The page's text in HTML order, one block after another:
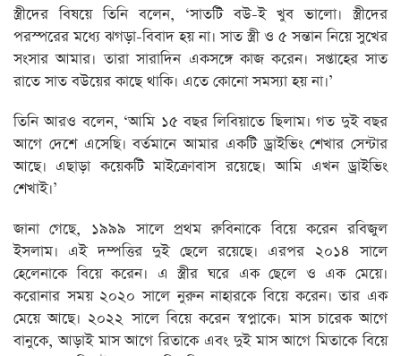
স্ত্রীদের বিষয়ে তিনি বলেন, ‘সাতটি বউ-ই খুব ভালো। স্ত্রীদের
পরস্পরের মধ্যে ঝগড়া-বিবাদ হয় না। সাত স্ত্রী ও ৫ সন্তান নিয়ে সুখের
সংসার আমার। তারা সারাদিন একসঙ্গে কাজ করেন। সপ্তাহের সাত
রাতে সাত বউয়ের কাছে থাকি। এতে কোনো সমস্যা হয় না।’
তিনি আরও বলেন, ‘আমি ১৫ বছর লিবিয়াতে ছিলাম। গত দুই বছর
আগে দেশে এসেছি। বর্তমানে আমার একটি ড্রাইভিং শেখার সেন্টার
আছে। এছাড়া কয়েকটি মাইক্রোবাস রয়েছে। আমি এখন ড্রাইভিং
শেখাই।’
জানা গেছে, ১৯৯৯ সালে প্রথম রুবিনাকে বিয়ে করেন রবিজুল
ইসলাম। এই দম্পত্তির দুই ছেলে রয়েছে। এরপর ২০১৪ সালে
হেলেনাকে বিয়ে করেন। এ স্ত্রীর ঘরে এক ছেলে ও এক মেয়ে।
করোনার সময় ২০২০ সালে নুরুন নাহারকে বিয়ে করেন। তার এক
মেয়ে আছে। ২০২২ সালে বিয়ে করেন স্বপ্নাকে। মাস চারেক আগে
বানুকে, আড়াই মাস আগে রিতাকে এবং দুই মাস আগে মিতাকে বিয়ে